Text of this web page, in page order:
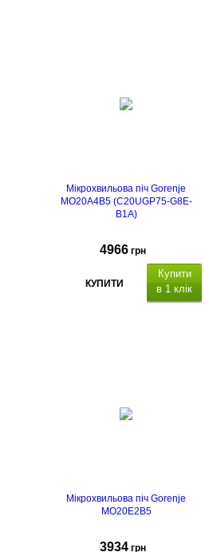
Мікрохвильова піч Gorenje
MO20A4B5 (C20UGP75-G8E-
B1A)
4966 грн
КУПИТИ
Купити
в 1 клік
Мікрохвильова піч Gorenje
MO20E2B5
3934 грн